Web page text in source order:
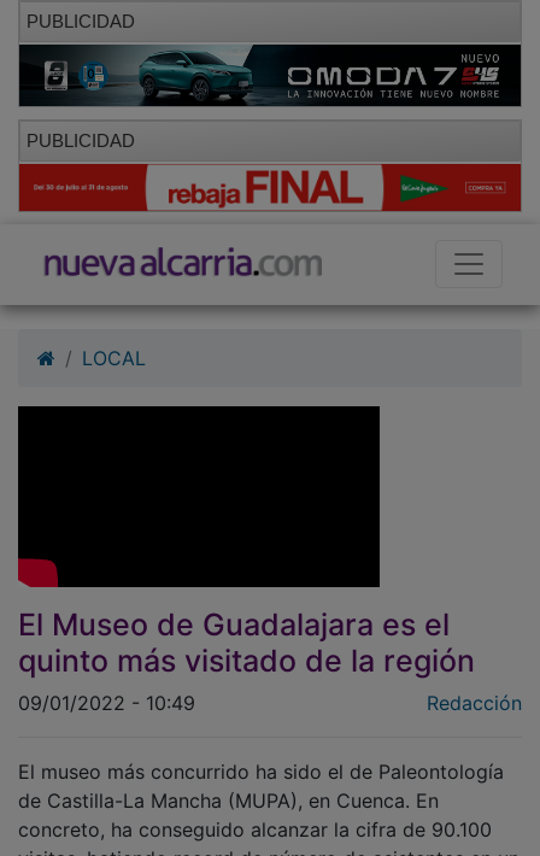
PUBLICIDAD
PUBLICIDAD
El Museo de Guadalajara es el
quinto más visitado de la región
09/01/2022 - 10:49 Redacción
de Castilla-La Mancha (MUPA), en Cuenca. En
concreto, ha conseguido alcanzar la cifra de 90.100
visitas, batiendo record de número de asistentes en un